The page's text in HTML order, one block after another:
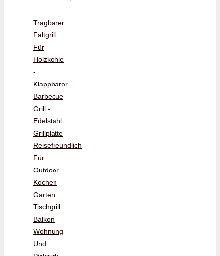
Tragbarer
Faltgrill
Für
Holzkohle
-
Klappbarer
Barbecue
Grill -
Edelstahl
Grillplatte
Reisefreundlich
Für
Outdoor
Kochen
Garten
Tischgrill
Balkon
Wohnung
Und